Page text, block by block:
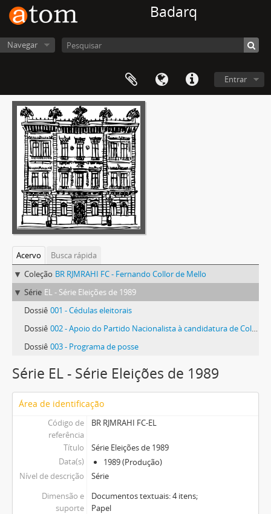
Badarq
Navegar
Entrar
Acervo
Busca rápida
Coleção BR RJMRAHI FC - Fernando Collor de Mello
Série EL - Série Eleições de 1989
Dossiê 001 - Cédulas eleitorais
Dossiê 002 - Apoio do Partido Nacionalista à candidatura de Collor
Dossiê 003 - Programa de posse
Série EL - Série Eleições de 1989
Área de identificação
Código de
referência
BR RJMRAHI FC-EL
Título
Série Eleições de 1989
Data(s)
1989 (Produção)
Nível de descrição
Série
Dimensão e
suporte
Documentos textuais: 4 itens;
Papel